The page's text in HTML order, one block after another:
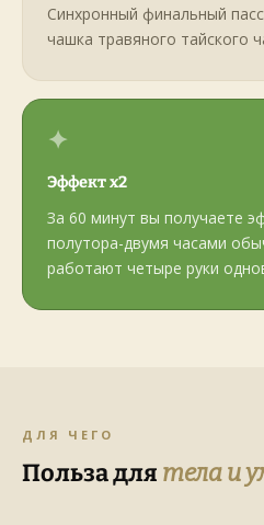
Синхронный финальный
чашка травяного тайского
✦
Эффект x2
За 60 минут вы получаете
полутора-двумя часами
работают четыре руки
ДЛЯ ЧЕГО
Польза для тела и